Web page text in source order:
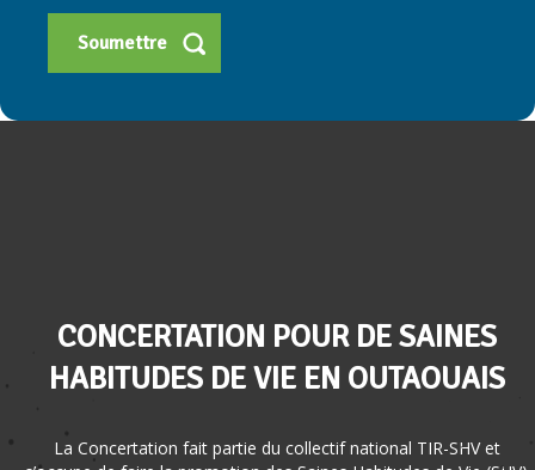
CONCERTATION POUR DE SAINES
HABITUDES DE VIE EN OUTAOUAIS
La Concertation fait partie du collectif national TIR-SHV et